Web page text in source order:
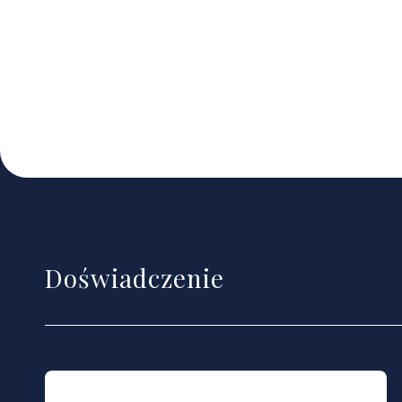
Doświadczenie